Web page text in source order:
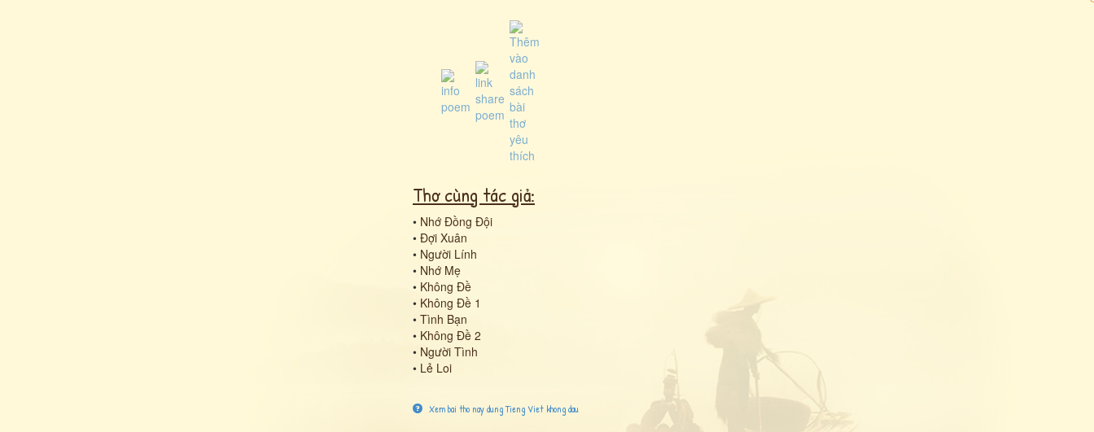
Thơ cùng tác giả:
• Nhớ Đồng Đội
• Đợi Xuân
• Người Lính
• Nhớ Mẹ
• Không Đề
• Không Đề 1
• Tình Bạn
• Không Đề 2
• Người Tình
• Lẻ Loi
Xem bai tho nay dung Tieng Viet khong dau